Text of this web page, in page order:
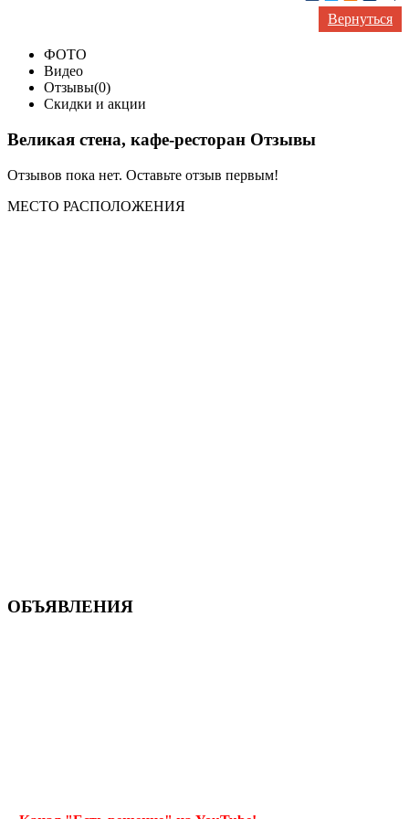
Вернуться
ФОТО
Видео
Отзывы(0)
Скидки и акции
Великая стена, кафе-ресторан Отзывы
Отзывов пока нет. Оставьте отзыв первым!
МЕСТО РАСПОЛОЖЕНИЯ
ОБЪЯВЛЕНИЯ